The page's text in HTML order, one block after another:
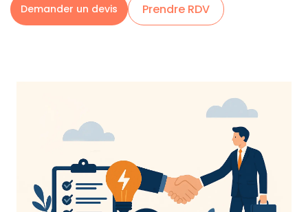
Demander un devis Prendre RDV